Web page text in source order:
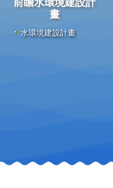
畫
水環境建設計畫